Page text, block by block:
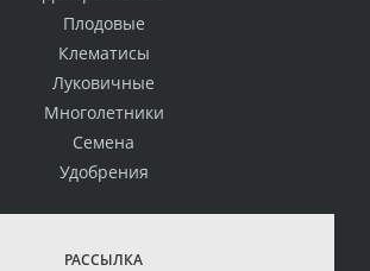
Плодовые
Клематисы
Луковичные
Многолетники
Семена
Удобрения
РАССЫЛКА